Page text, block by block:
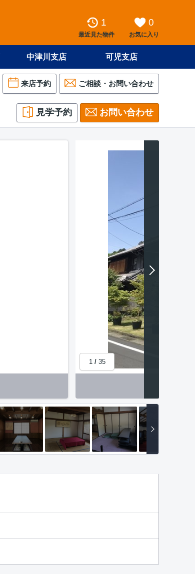
1
最近見た物件
0
お気に入り
中津川支店 可児支店
来店予約 ご相談・お問い合わせ
見学予約 お問い合わせ
1/ 35